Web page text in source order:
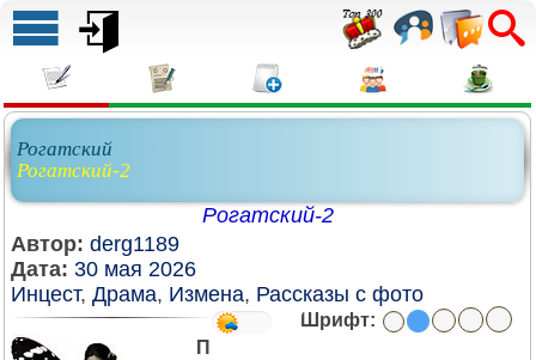
Рогатский
Рогатский-2
Рогатский-2
Автор: derg1189
Дата: 30 мая 2026
Инцест, Драма, Измена, Рассказы с фото
Шрифт:
П